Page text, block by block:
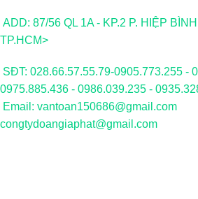
ADD: 87/56 QL 1A - KP.2 P. HIỆP
TP.HCM>
SĐT: 028.66.57.55.79-0905.773.255 -
0975.885.436 - 0986.039.235 -
Email: vantoan150686@gmail.com
congtydoangiaphat@gmail.com